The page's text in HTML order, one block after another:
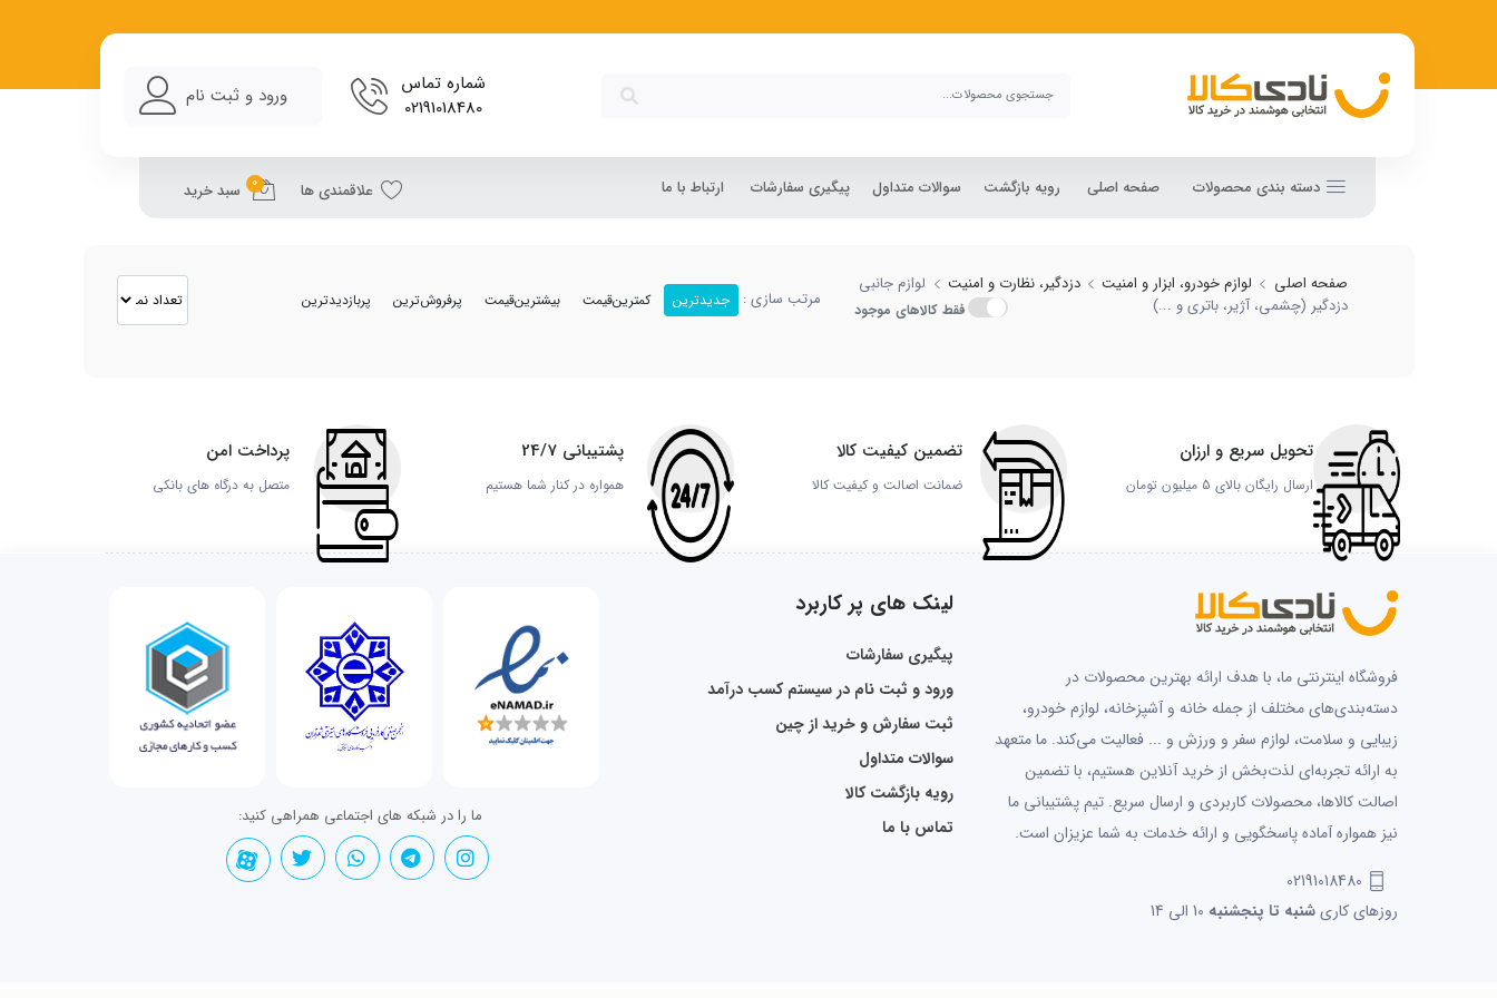
خرید و مقایسه انواع لوازم جانبی دزدگیر (چشمی، آژیر، باتری و ...) با بهترین قیمت
شماره تماس
02191018480
ورود و ثبت نام
دسته بندی محصولات صفحه اصلی رویه بازگشت سوالات متداول پیگیری سفارشات ارتباط با ما علاقمندی ها 0 سبد خرید
صفحه اصلی لوازم خودرو، ابزار و امنیت دزدگیر، نظارت و امنیت
لوازم جانبی
دزدگیر (چشمی، آژیر، باتری و ...)
فقط کالاهای موجود مرتب سازی : جدیدترین کمترین‌قیمت بیشترین‌قیمت پرفروش‌ترین پربازدیدترین
تحویل سریع و ارزان
ارسال رایگان بالای 5 میلیون تومان
تضمین کیفیت کالا
ضمانت اصالت و کیفیت کالا
پشتیبانی 24/7
همواره در کنار شما هستیم
پرداخت امن
متصل به درگاه های بانکی
فروشگاه اینترنتی ما، با هدف ارائه بهترین محصولات در
دسته‌بندی‌های مختلف از جمله خانه و آشپزخانه، لوازم خودرو،
زیبایی و سلامت، لوازم سفر و ورزش و ... فعالیت می‌کند. ما متعهد
به ارائه تجربه‌ای لذت‌بخش از خرید آنلاین هستیم، با تضمین
اصالت کالاها، محصولات کاربردی و ارسال سریع. تیم پشتیبانی ما
نیز همواره آماده پاسخگویی و ارائه خدمات به شما عزیزان است.
02191018480
روزهای کاریشنبه تا پنجشنبه
لینک های پر کاربرد
پیگیری سفارشات
ورود و ثبت نام در سیستم کسب درآمد
ثبت سفارش و خرید از چین
سوالات متداول
رویه بازگشت کالا
تماس با ما
ما را در شبکه های اجتماعی همراهی کنید: